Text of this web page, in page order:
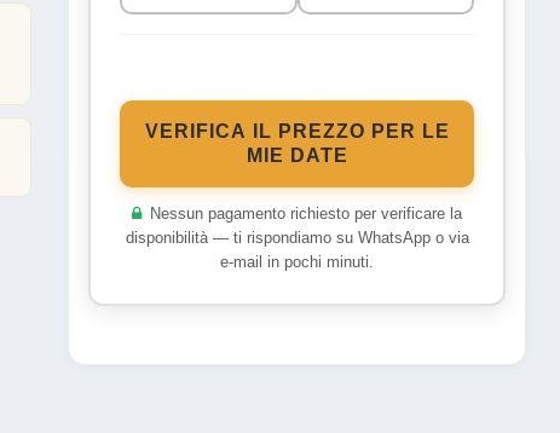
VERIFICA IL PREZZO PER LE
MIE DATE
Nessun pagamento richiesto per verificare la
disponibilità — ti rispondiamo su WhatsApp o via
e-mail in pochi minuti.